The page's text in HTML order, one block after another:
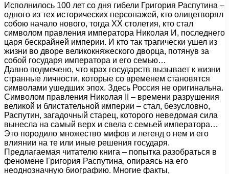
Исполнилось 100 лет со дня гибели Григория Распутина –
одного из тех исторических персонажей, кто олицетворял
собою начало нового, тогда XX столетия, кто стал
символом правления императора Николая И, последнего
царя бескрайней империи. И кто так трагически ушел из
жизни во дворе великокняжеского дворца, потянув за
собой государя императора и его семью…
Давно подмечено, что крах государств вызывает к жизни
странные личности, которые со временем становятся
символами ушедших эпох. Здесь Россия не оригинальна.
Символом правления Николая II – времени разрушения
великой и блистательной империи – стал, безусловно,
Распутин, загадочный старец, которого неведомая сила
вынесла на самый верх и свела с семьей императора…
Это породило множество мифов и легенд о нем и его
влиянии на те или иные решения государя.
Предлагаемая читателю книга – попытка разобраться в
феномене Григория Распутина, опираясь на его
неоднозначную биографию. Многие факты,